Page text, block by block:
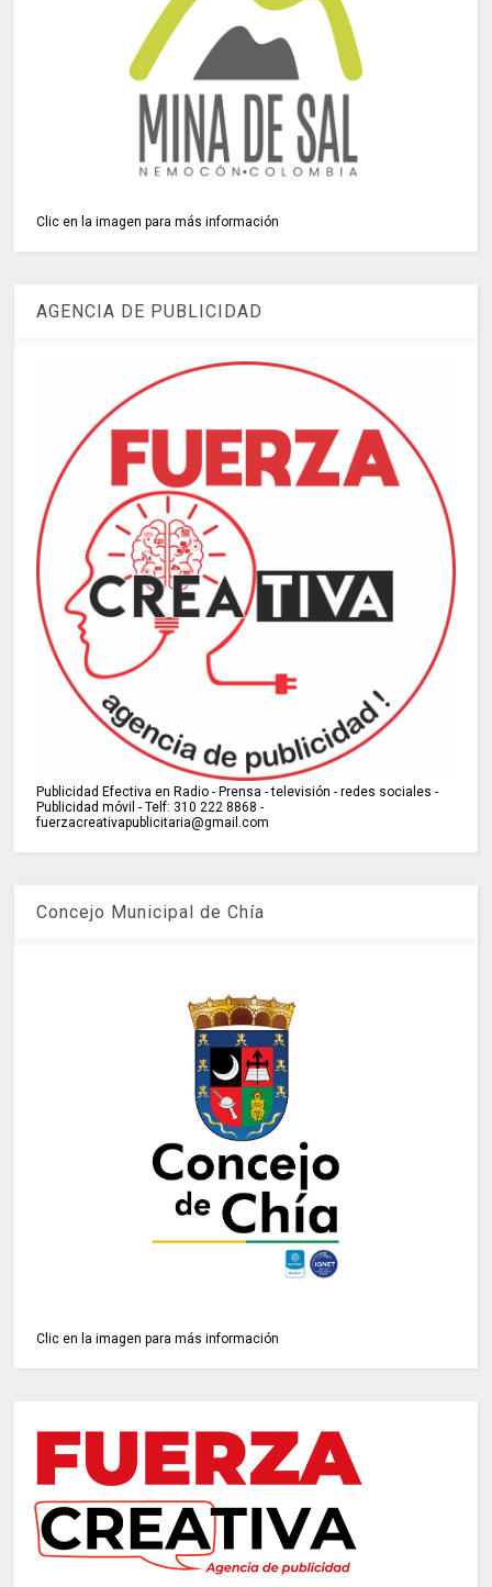
Clic en la imagen para más información
AGENCIA DE PUBLICIDAD
Publicidad Efectiva en Radio - Prensa - televisión - redes sociales -
Publicidad móvil - Telf: 310 222 8868 -
fuerzacreativapublicitaria@gmail.com
Concejo Municipal de Chía
Clic en la imagen para más información